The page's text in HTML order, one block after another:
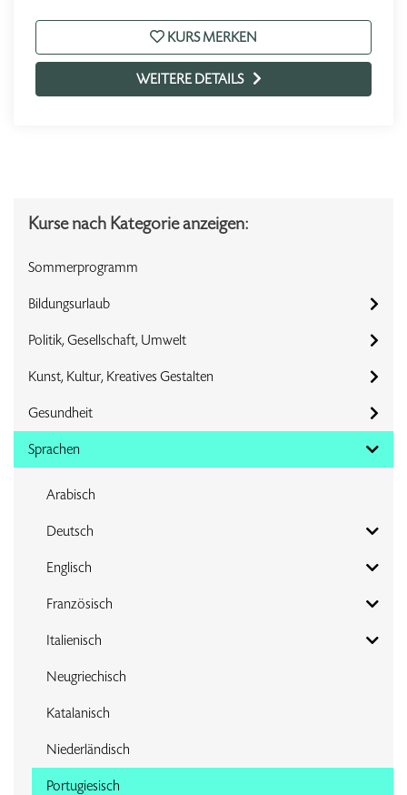
KURS MERKEN
WEITERE DETAILS
Kurse nach Kategorie anzeigen:
Sommerprogramm
Bildungsurlaub
Politik, Gesellschaft, Umwelt
Kunst, Kultur, Kreatives Gestalten
Gesundheit
Sprachen
Arabisch
Deutsch
Englisch
Französisch
Italienisch
Neugriechisch
Katalanisch
Niederländisch
Portugiesisch